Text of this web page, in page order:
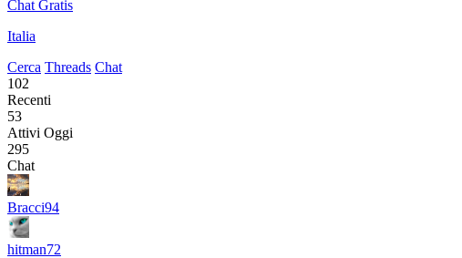
Chat Gratis
Italia
Cerca Threads Chat
102
Recenti
53
Attivi Oggi
295
Chat
Bracci94
hitman72